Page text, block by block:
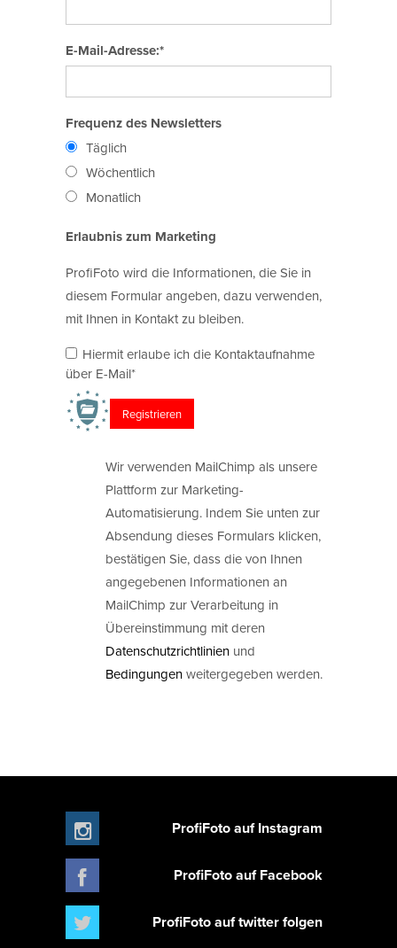
E-Mail-Adresse:*
Frequenz des Newsletters
Täglich
Wöchentlich
Monatlich
Erlaubnis zum Marketing
ProfiFoto wird die Informationen, die Sie in
diesem Formular angeben, dazu verwenden,
mit Ihnen in Kontakt zu bleiben.
Hiermit erlaube ich die Kontaktaufnahme
über E-Mail*
Wir verwenden MailChimp als unsere
Plattform zur Marketing-
Automatisierung. Indem Sie unten zur
Absendung dieses Formulars klicken,
bestätigen Sie, dass die von Ihnen
angegebenen Informationen an
MailChimp zur Verarbeitung in
Übereinstimmung mit deren
Datenschutzrichtlinien und
Bedingungenweitergegeben werden.
ProfiFoto auf Instagram
ProfiFoto auf Facebook
ProfiFoto auf twitter folgen